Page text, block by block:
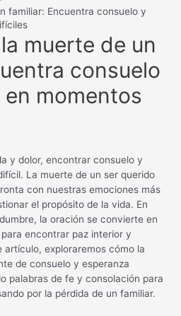
familiar: Encuentra consuelo y
muerte de un
consuelo
momentos
y dolor, encontrar consuelo y
La muerte de un ser querido
con nuestras emociones más
el propósito de la vida. En
la oración se convierte en
encontrar paz interior y
artículo, exploraremos cómo la
de consuelo y esperanza
palabras de fe y consolación para
por la pérdida de un familiar.